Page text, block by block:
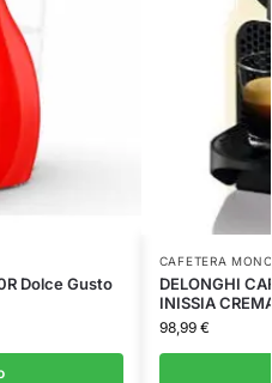
Dolce Gusto
CAFETERA
DELONGHI
INISSIA
98,99 €